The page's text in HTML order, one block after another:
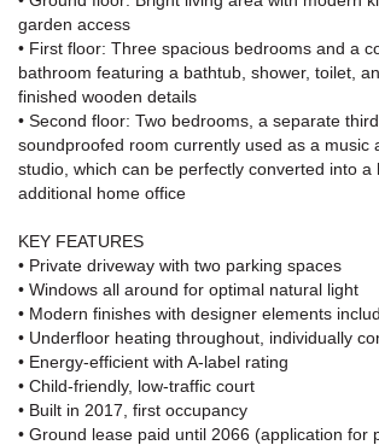
garden access
• First floor: Three spacious bedrooms and a
bathroom featuring a bathtub, shower, toilet,
finished wooden details
• Second floor: Two bedrooms, a separate
soundproofed room currently used as a music
studio, which can be perfectly converted into a
additional home office
KEY FEATURES
• Private driveway with two parking spaces
• Windows all around for optimal natural light
• Modern finishes with designer elements
• Underfloor heating throughout, individually
• Energy-efficient with A-label rating
• Child-friendly, low-traffic court
• Built in 2017, first occupancy
• Ground lease paid until 2066 (application for